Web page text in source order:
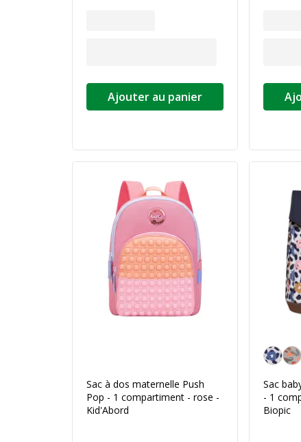
Ajouter au panier
Sac à dos maternelle Push
Pop - 1 compartiment - rose -
Kid'Abord
Poppy
Sac
- 1
Biopic